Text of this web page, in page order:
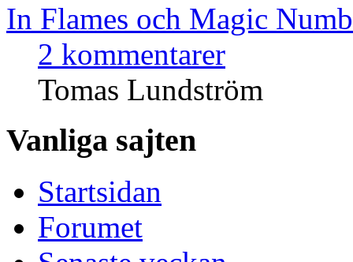
In Flames och Magic
2 kommentarer
Tomas Lundström
Vanliga sajten
Startsidan
Forumet